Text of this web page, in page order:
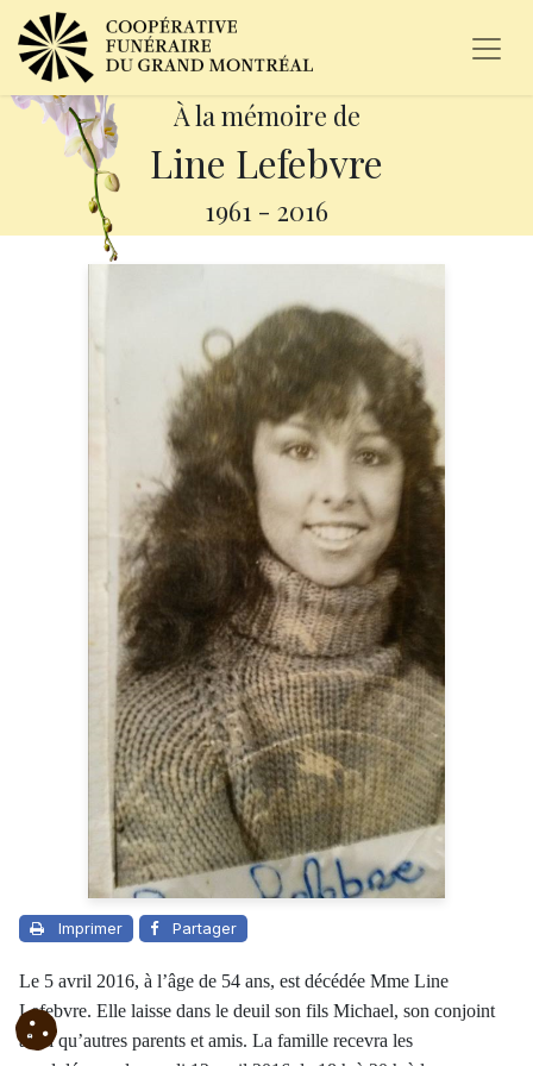
À la mémoire de
Line Lefebvre
1961 - 2016
Imprimer Partager
Le 5 avril 2016, à l’âge de 54 ans, est décédée Mme Line
Lefebvre. Elle laisse dans le deuil son fils Michael, son conjoint
ainsi qu’autres parents et amis. La famille recevra les